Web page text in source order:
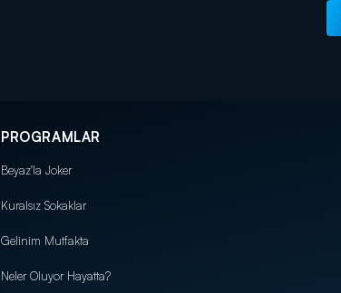
PROGRAMLAR
Beyaz'la Joker
Kuralsız Sokaklar
Gelinim Mutfakta
Neler Oluyor Hayatta?